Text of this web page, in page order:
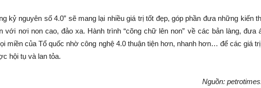
kỷ nguyên số 4.0” sẽ mang lại nhiều giá trị tốt đẹp, góp phần đưa những kiến
với nơi non cao, đảo xa. Hành trình “cõng chữ lên non” về các bản làng, đưa
miền của Tổ quốc nhờ công nghệ 4.0 thuận tiện hơn, nhanh hơn… để các giá
hội tụ và lan tỏa.
Nguồn: